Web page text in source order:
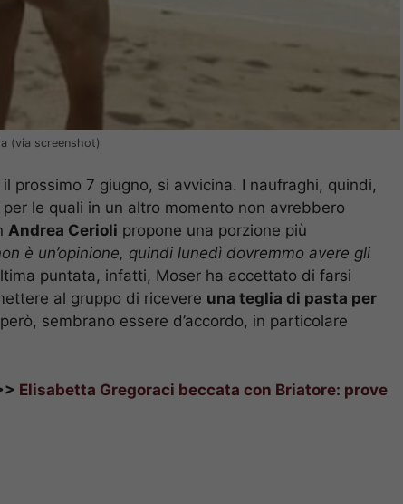
(via screenshot)
prossimo 7 giugno, si avvicina. I naufraghi, quindi,
le quali in un altro momento non avrebbero
Andrea Cerioli propone una porzione più
è un’opinione, quindi lunedì dovremmo avere gli
puntata, infatti, Moser ha accettato di farsi
al gruppo di ricevere una teglia di pasta per
sembrano essere d’accordo, in particolare
Elisabetta Gregoraci beccata con Briatore: prove